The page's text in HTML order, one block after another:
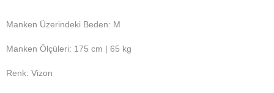
Manken Üzerindeki Beden: M
Manken Ölçüleri: 175 cm | 65 kg
Renk: Vizon